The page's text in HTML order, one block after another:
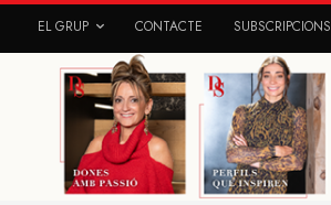
EL GRUP CONTACTE SUBSCRIPCIONS